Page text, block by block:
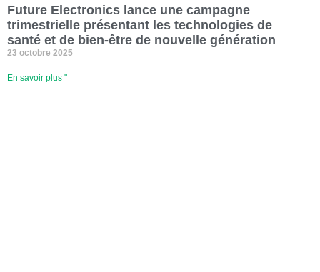
Future Electronics lance une campagne
trimestrielle présentant les technologies de
santé et de bien-être de nouvelle génération
23 octobre 2025
En savoir plus "